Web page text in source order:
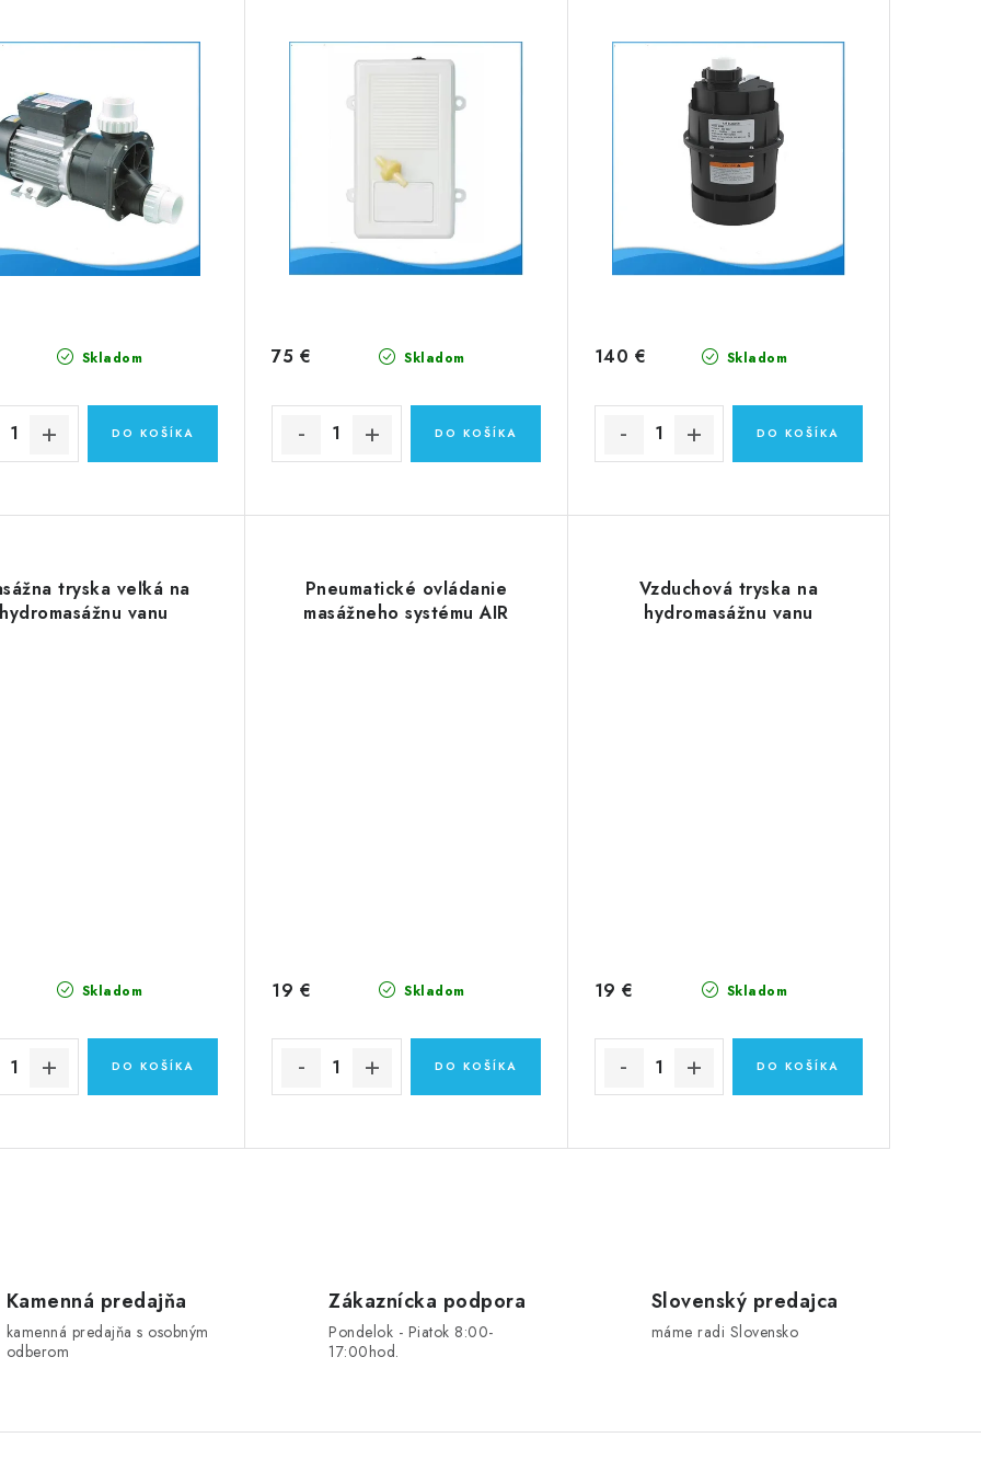
Skladom
DO KOŠÍKA
Skladom
75 €
DO KOŠÍKA
Skladom
140 €
DO KOŠÍKA
tryska veľká na
hydromasážnu vanu
Skladom
DO KOŠÍKA
Pneumatické ovládanie
masážneho systému AIR
Skladom
19 €
DO KOŠÍKA
Vzduchová tryska na
hydromasážnu vanu
Skladom
19 €
DO KOŠÍKA
Kamenná predajňa
kamenná predajňa s osobným
odberom
Zákaznícka podpora
Pondelok - Piatok 8:00-
17:00hod.
Slovenský predajca
máme radi Slovensko